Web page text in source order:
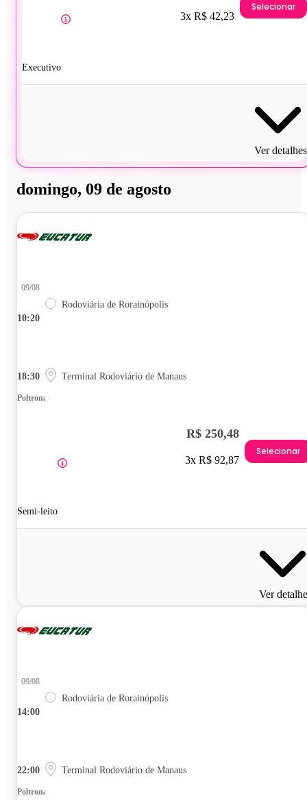
Executivo
3x R$ 42,23
Selecionar
Ver detalhes
domingo, 09 de agosto
10:20
09/08
Rodoviária de Rorainópolis
18:30 Terminal Rodoviário de Manaus
Poltrona
Semi-leito
R$ 250,48
3x R$ 92,87
Selecionar
Ver
14:00
09/08
Rodoviária de Rorainópolis
22:00 Terminal Rodoviário de Manaus
Poltrona